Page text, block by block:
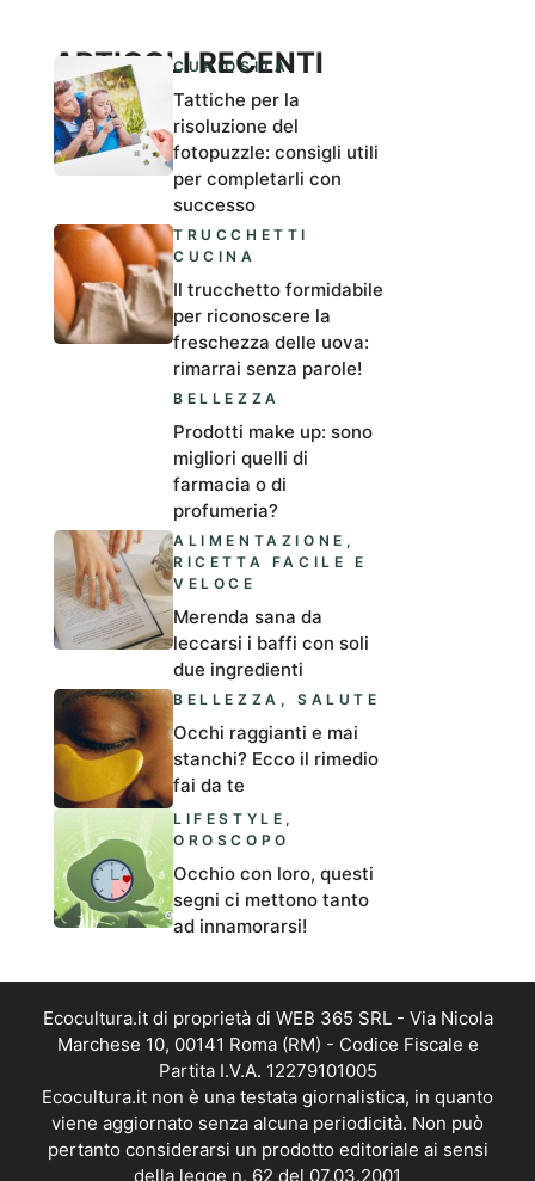
ARTICOLI RECENTI
CURIOSITÀ
Tattiche per la
risoluzione del
fotopuzzle: consigli utili
per completarli con
successo
TRUCCHETTI
CUCINA
Il trucchetto formidabile
per riconoscere la
freschezza delle uova:
rimarrai senza parole!
BELLEZZA
Prodotti make up: sono
migliori quelli di
farmacia o di
profumeria?
ALIMENTAZIONE ,
RICETTA FACILE E
VELOCE
Merenda sana da
leccarsi i baffi con soli
due ingredienti
BELLEZZA ,SALUTE
Occhi raggianti e mai
stanchi? Ecco il rimedio
fai da te
LIFESTYLE ,
OROSCOPO
Occhio con loro, questi
segni ci mettono tanto
ad innamorarsi!
Ecocultura.it di proprietà di WEB 365 SRL - Via Nicola
Marchese 10, 00141 Roma (RM) - Codice Fiscale e
Partita I.V.A. 12279101005
Ecocultura.it non è una testata giornalistica, in quanto
viene aggiornato senza alcuna periodicità. Non può
pertanto considerarsi un prodotto editoriale ai sensi
della legge n. 62 del 07.03.2001